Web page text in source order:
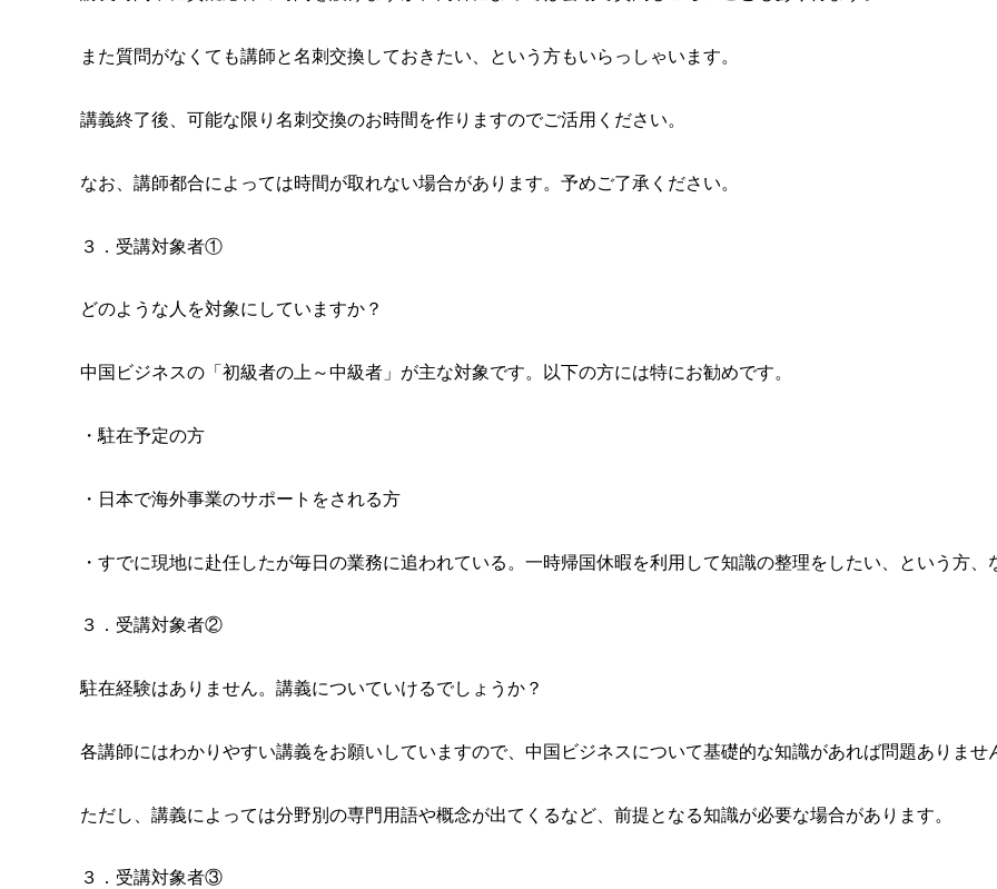
また質問がなくても講師と名刺交換しておきたい、という方もいらっしゃいます。
講義終了後、可能な限り名刺交換のお時間を作りますのでご活用ください。
なお、講師都合によっては時間が取れない場合があります。予めご了承ください。
３．受講対象者①
どのような人を対象にしていますか？
中国ビジネスの「初級者の上～中級者」が主な対象です。以下の方には特にお勧めです。
・駐在予定の方
・日本で海外事業のサポートをされる方
・すでに現地に赴任したが毎日の業務に追われている。一時帰国休暇を利用して知識の整理をしたい、という方、
３．受講対象者②
駐在経験はありません。講義についていけるでしょうか？
各講師にはわかりやすい講義をお願いしていますので、中国ビジネスについて基礎的な知識があれば問題ありませ
ただし、講義によっては分野別の専門用語や概念が出てくるなど、前提となる知識が必要な場合があります。
３．受講対象者③